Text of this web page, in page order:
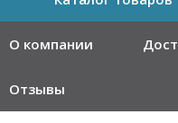
О компании
Отзывы